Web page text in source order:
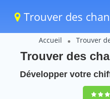
Trouver des
Accueil Trouver
Trouver des
Développer votre